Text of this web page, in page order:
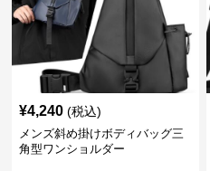
¥4,240 (税込)
メンズ斜め掛けボディバッグ三
角型ワンショルダー